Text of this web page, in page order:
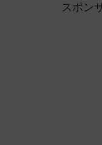
スポン